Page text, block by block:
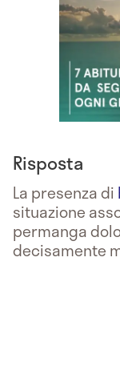
Risposta
La presenza di
situazione
permanga
decisamente